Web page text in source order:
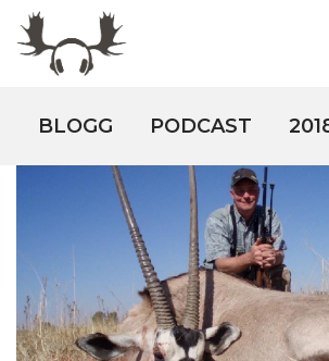
BLOGG PODCAST